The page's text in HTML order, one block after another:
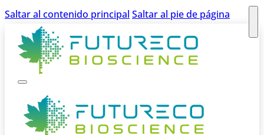
Saltar al contenido principal Saltar al pie de página